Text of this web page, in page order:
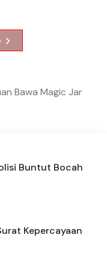
Bawa Magic Jar
Buntut Bocah
Kepercayaan